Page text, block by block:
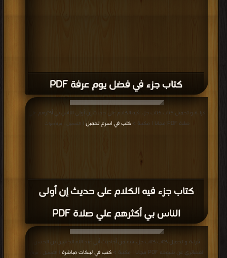
كتاب جزء في فضل يوم عرفة PDF
كتاب جزء فيه الكلام على حديث إن أولى
الناس بي أكثرهم علي صلاة PDF
قراءة و تحميل كتاب كتاب جزء فيه الكلام على حديث إن أولى الناس بي أكثرهم علي
صلاة PDF مجانا | مكتبة >
كتب في اسرع تحميل | التحميل : مرة/مرات
قراءة و تحميل كتاب كتاب جزء فيه من أحاديث أبي عبد الله الحسين بن الحسن
الغضائري عن شيوخه PDF مجانا | مكتبة >
كتب في لينكات مباشرة | التحميل : مرة/